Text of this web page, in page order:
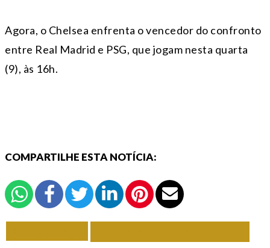
Agora, o Chelsea enfrenta o vencedor do confronto
entre Real Madrid e PSG, que jogam nesta quarta
(9), às 16h.
COMPARTILHE ESTA NOTÍCIA: